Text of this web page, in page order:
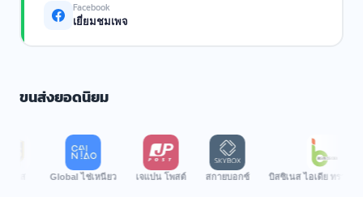
Facebook
เยี่ยมชมเพจ
ขนส่งยอดนิยม
Global ไช่เหนียว เจแปน โพสต์ สกายบอกซ์ บิสซิเนส ไอเดีย ทรานสปอร์ต